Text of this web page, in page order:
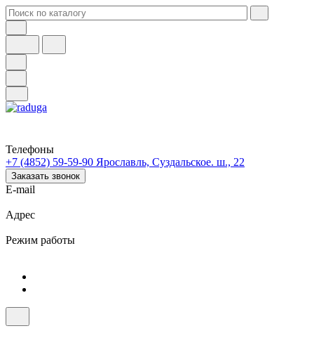
Телефоны
+7 (4852) 59-59-90 Ярославль, Суздальское. ш., 22
Заказать звонок
E-mail
Адрес
Режим работы